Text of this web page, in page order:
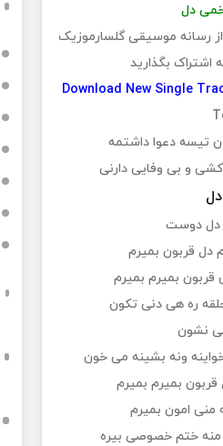
دل
از رسانه موسیقی گلسارموزیک
اشتراک بگذارید
Download New Single
تیسه دعوا داشتمه
و بی وفایی دارنی
دل دوست
قربون بمیرم
بمیرم بمیرم
ره هی دنی تکون
نشون
ونه بشینه می خون
بمیرم بمیرم
منی امون بمیرم
منه ختم خصوصی بیره